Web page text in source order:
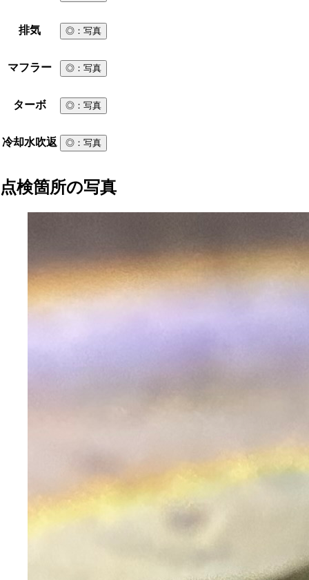
排気 ◎ ：写真
マフラー ◎ ：写真
ターボ ◎ ：写真
冷却水吹返 ◎ ：写真
点検箇所の写真